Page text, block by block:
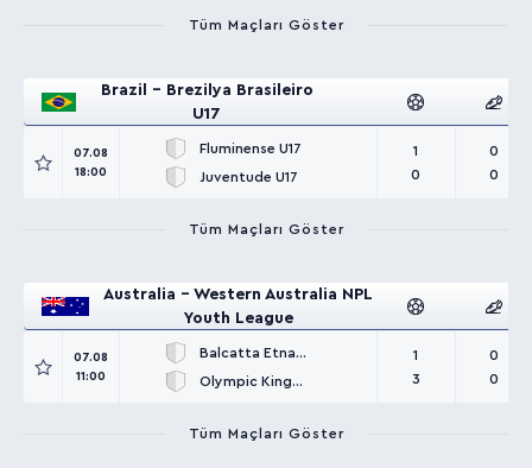
Tüm Maçları Göster
Brazil - Brezilya Brasileiro
U17
07.08
18:00
Fluminense U17
Juventude U17
1
0
0
0
Tüm Maçları Göster
Australia - Western Australia NPL
Youth League
07.08
11:00
Balcatta Etna U23
Olympic Kingsway U23
1
3
0
0
Tüm Maçları Göster